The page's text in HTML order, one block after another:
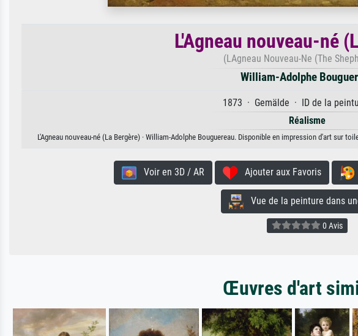
L'Agneau nouveau-né
(LAgneau Nouveau-Ne (The
William-Adolphe
1873 · Gemälde · ID de la
Réalisme
L'Agneau nouveau-né (La Bergère) · William-Adolphe Bouguereau. Disponible en impression d'art sur
Voir en 3D / AR Ajouter aux Favoris
Vue de la peinture dans
0 Avis
Œuvres d'art